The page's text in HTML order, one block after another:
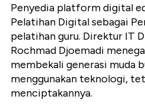
Penyedia platform digital
Pelatihan Digital sebagai
pelatihan guru. Direktur IT
Rochmad Djoemadi
membekali generasi muda
menggunakan teknologi,
menciptakannya.